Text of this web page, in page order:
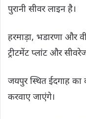
पुरानी सीवर लाइन है।
हरमाड़ा, भडारणा और
ट्रीटमेंट प्लांट और
जयपुर स्थित ईदगाह का
करवाए जाएंगे।